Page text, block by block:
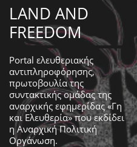
LAND AND
FREEDOM
Portal ελευθεριακής
αντιπληροφόρησης,
πρωτοβουλία της
συντακτικής ομάδας της
αναρχικής εφημερίδας «Γη
και Ελευθερία» που εκδίδει
ηΑναρχική Πολιτική
Οργάνωση.